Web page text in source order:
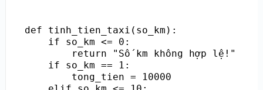
def tinh_tien_taxi(so_km):
    if so_km <= 0:
        return "Số km không hợp lệ!"
    if so_km == 1:
        tong_tien = 10000